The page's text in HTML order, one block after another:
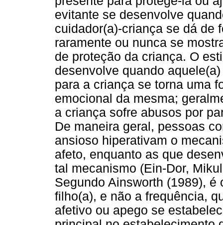
evitante se desenvolve
cuidador(a)-criança se dá de
raramente ou nunca se
de proteção da criança. O
desenvolve quando
para a criança se torna uma
emocional da mesma;
a criança sofre abusos por
De maneira geral, pessoas
ansioso hiperativam o
afeto, enquanto as que
tal mecanismo (Ein-Dor,
Segundo Ainsworth (1989),
filho(a), e não a frequência,
afetivo ou apego se